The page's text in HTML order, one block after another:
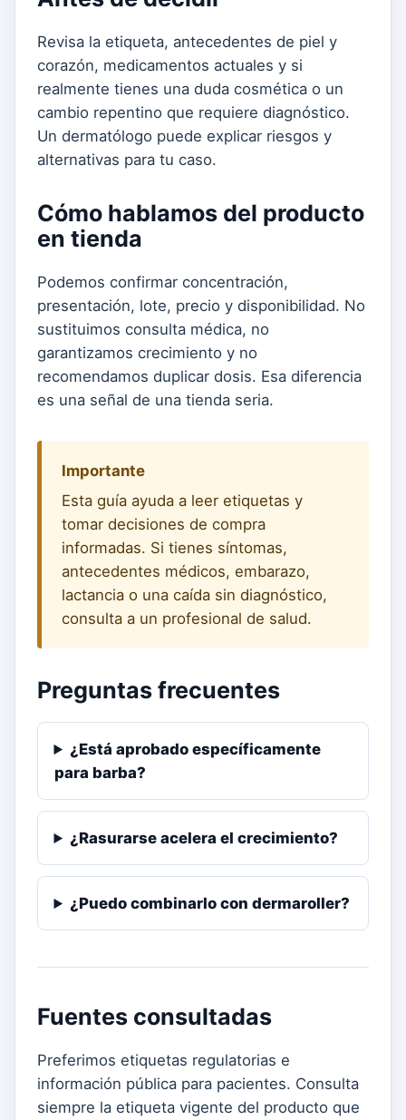
Revisa la etiqueta, antecedentes de piel y
corazón, medicamentos actuales y si
realmente tienes una duda cosmética o un
cambio repentino que requiere diagnóstico.
Un dermatólogo puede explicar riesgos y
alternativas para tu caso.
Cómo hablamos del producto
en tienda
Podemos confirmar concentración,
presentación, lote, precio y disponibilidad. No
sustituimos consulta médica, no
garantizamos crecimiento y no
recomendamos duplicar dosis. Esa diferencia
es una señal de una tienda seria.
Importante
Esta guía ayuda a leer etiquetas y
tomar decisiones de compra
informadas. Si tienes síntomas,
antecedentes médicos, embarazo,
lactancia o una caída sin diagnóstico,
consulta a un profesional de salud.
Preguntas frecuentes
¿Está aprobado específicamente
para barba?
¿Rasurarse acelera el crecimiento?
¿Puedo combinarlo con dermaroller?
Fuentes consultadas
Preferimos etiquetas regulatorias e
información pública para pacientes. Consulta
siempre la etiqueta vigente del producto que